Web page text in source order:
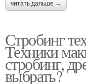
читать дальше →
Стробинг
Техники
стробинг,
выбрать?